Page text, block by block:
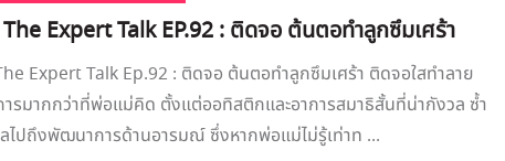
Expert Talk EP.92 : ติดจอ ต้นตอทำลูกซึมเศร้า
Expert Talk Ep.92 : ติดจอ ต้นตอทำลูกซึมเศร้า ติดจอใสทำลาย
รมากกว่าที่พ่อแม่คิด ตั้งแต่ออทิสติกและอาการสมาธิสั้นที่น่ากังวล ซ้ำ
ไปถึงพัฒนาการด้านอารมณ์ ซึ่งหากพ่อแม่ไม่รู้เท่าท ...